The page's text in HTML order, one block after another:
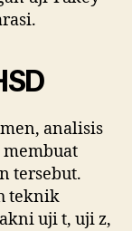
analisis
tersebut.
teknik
uji t, uji z,